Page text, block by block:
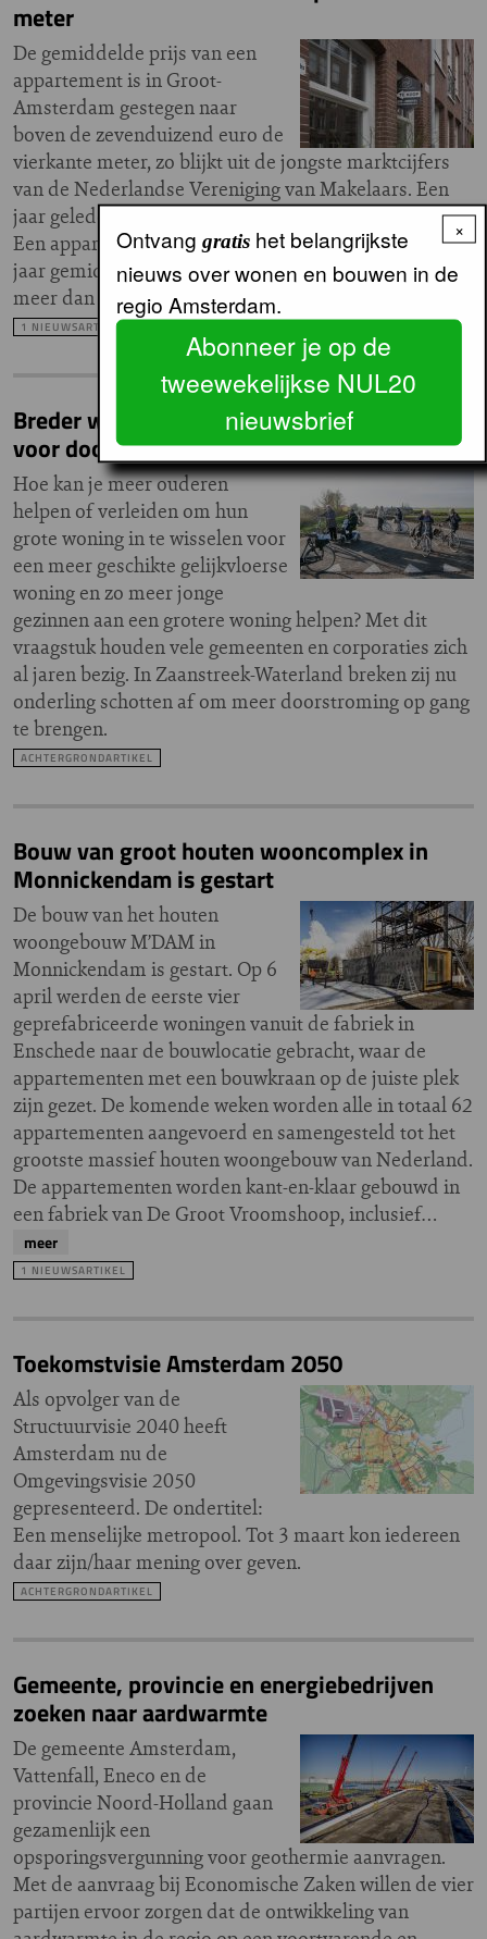
meter
De gemiddelde prijs van een
appartement is in Groot-
Amsterdam gestegen naar
boven de zevenduizend euro de
vierkante meter, zo blijkt uit de jongste marktcijfers
van de Nederlandse Vereniging van Makelaars. Een
jaar geleden lag de prijs nog zo'n duizend euro lager.
Een appartement kost in het derde kwartaal van dit
jaar gemiddeld 499.000 euro; ruim vijftien procent
meer dan een jaar geleden.
1 NIEUWSARTIKEL
Breder woningaanbod voor senioren moet
voor doorstroming zorgen
Hoe kan je meer ouderen
helpen of verleiden om hun
grote woning in te wisselen voor
een meer geschikte gelijkvloerse
woning en zo meer jonge
gezinnen aan een grotere woning helpen? Met dit
vraagstuk houden vele gemeenten en corporaties zich
al jaren bezig. In Zaanstreek-Waterland breken zij nu
onderling schotten af om meer doorstroming op gang
te brengen.
ACHTERGRONDARTIKEL
Bouw van groot houten wooncomplex in
Monnickendam is gestart
De bouw van het houten
woongebouw M’DAM in
Monnickendam is gestart. Op 6
april werden de eerste vier
geprefabriceerde woningen vanuit de fabriek in
Enschede naar de bouwlocatie gebracht, waar de
appartementen met een bouwkraan op de juiste plek
zijn gezet. De komende weken worden alle in totaal 62
appartementen aangevoerd en samengesteld tot het
grootste massief houten woongebouw van Nederland.
De appartementen worden kant-en-klaar gebouwd in
een fabriek van De Groot Vroomshoop, inclusief…
meer
1 NIEUWSARTIKEL
Toekomstvisie Amsterdam 2050
Als opvolger van de
Structuurvisie 2040 heeft
Amsterdam nu de
Omgevingsvisie 2050
gepresenteerd. De ondertitel:
Een menselijke metropool. Tot 3 maart kon iedereen
daar zijn/haar mening over geven.
ACHTERGRONDARTIKEL
Gemeente, provincie en energiebedrijven
zoeken naar aardwarmte
De gemeente Amsterdam,
Vattenfall, Eneco en de
provincie Noord-Holland gaan
gezamenlijk een
opsporingsvergunning voor geothermie aanvragen.
Met de aanvraag bij Economische Zaken willen de vier
partijen ervoor zorgen dat de ontwikkeling van
×
Ontvang gratishet belangrijkste
nieuws over wonen en bouwen in de
regio Amsterdam.
Abonneer je op de
tweewekelijkse NUL20
nieuwsbrief